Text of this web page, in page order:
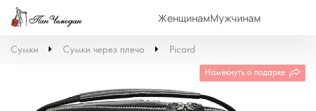
ЖенщинамМужчинам
Сумки Сумки через плечо Picard
Намекнуть о подарке